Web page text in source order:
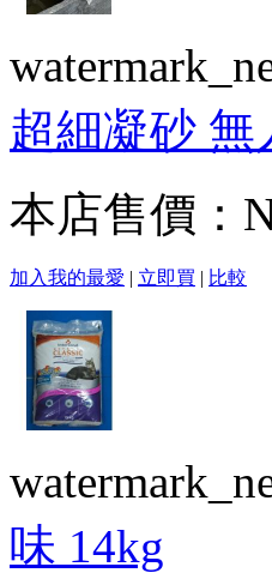
超細凝砂
本店售價：
加入我的最愛 | 立即買 | 比較
味 14kg